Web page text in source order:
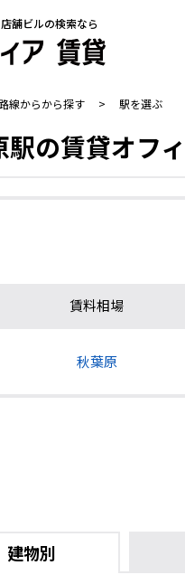
舗ビルの検索なら
路線からから探す > 駅を選ぶ
駅の賃貸オフ
賃料相場
秋葉原
建物別